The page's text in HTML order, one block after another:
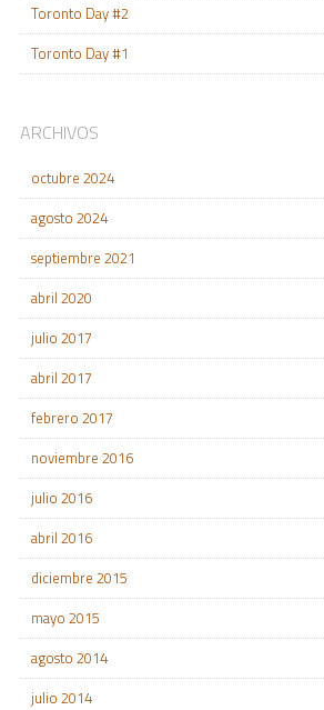
Toronto Day #2
Toronto Day #1
ARCHIVOS
octubre 2024
agosto 2024
septiembre 2021
abril 2020
julio 2017
abril 2017
febrero 2017
noviembre 2016
julio 2016
abril 2016
diciembre 2015
mayo 2015
agosto 2014
julio 2014